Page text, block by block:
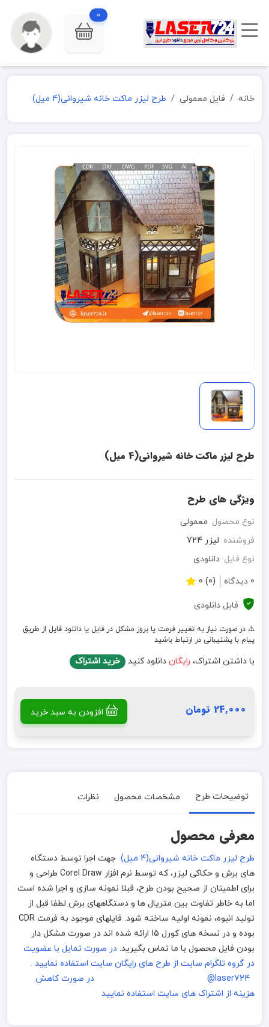
0
خانه فایل معمولی طرح لیزر ماکت خانه شیروانی(4 میل)
طرح لیزر ماکت خانه شیروانی(4 میل)
ویژگی های طرح
نوع محصول معمولی
فروشنده لیزر 724
نوع فایل دانلودی
0 دیدگاه
(0) 0
فایل دانلودی
⚠️ در صورت نیاز به تغییر فرمت یا بروز مشکل در فایل یا دانلود فایل از طریق
پیام با پشتیبانی در ارتباط باشید
با داشتن اشتراک، رایگان دانلود کنید خرید اشتراک
24,000 تومان افزودن به سبد خرید
توضیحات طرح مشخصات محصول نظرات
معرفی محصول
طرح لیزر ماکت خانه شیروانی(4 میل)
جهت اجرا توسط دستگاه
های برش و حکاکی لیزر، که توسط نرم افزار Corel Draw طراحی و
برای اطمینان از صحیح بودن طرح، قبلا نمونه سازی و اجرا شده است
اما به خاطر تفاوت بین متریال ها و دستگاههای برش لطفا قبل از
تولید انبوه، نمونه اولیه ساخته شود. فایلهای موجود به فرمت CDR
بوده و در نسخه های کورل 15 ارائه شده اند در صورت مشکل دار
بودن فایل محصول با ما تماس بگیرید. در صورت تمایل با عضویت
در گروه تلگرام سایت از طرح های رایگان سایت استفاده نمایید .
در صورت کاهش
هزینه از اشتراک های سایت استفاده نمایید